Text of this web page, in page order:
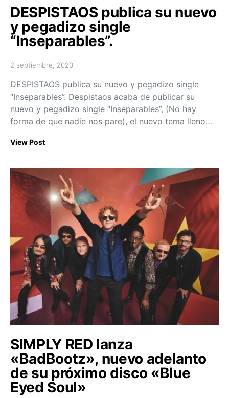
DESPISTAOS publica su nuevo
y pegadizo single
“Inseparables”.
Posted on
2 septiembre, 2020
DESPISTAOS publica su nuevo y pegadizo single
“Inseparables”. Despistaos acaba de publicar su
nuevo y pegadizo single “Inseparables”, (No hay
forma de que nadie nos pare), el nuevo tema lleno…
View Post
SIMPLY RED lanza
«BadBootz», nuevo adelanto
de su próximo disco «Blue
Eyed Soul»